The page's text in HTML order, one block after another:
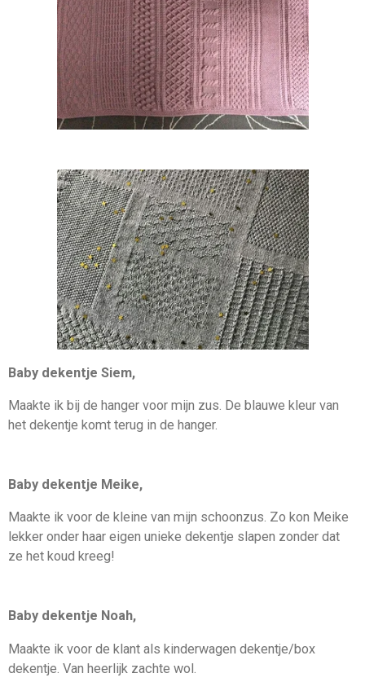
Baby dekentje Siem,
Maakte ik bij de hanger voor mijn zus. De blauwe kleur van
het dekentje komt terug in de hanger.
Baby dekentje Meike,
Maakte ik voor de kleine van mijn schoonzus. Zo kon Meike
lekker onder haar eigen unieke dekentje slapen zonder dat
ze het koud kreeg!
Baby dekentje Noah,
Maakte ik voor de klant als kinderwagen dekentje/box
dekentje. Van heerlijk zachte wol.